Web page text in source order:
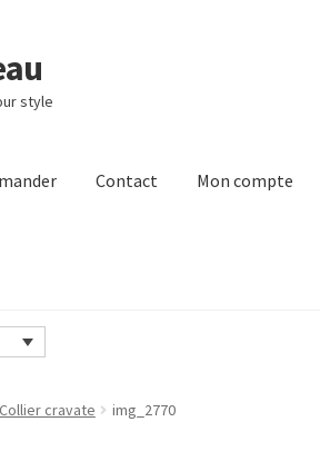
style
Contact Mon compte
Contact
Collier cravate img_2770